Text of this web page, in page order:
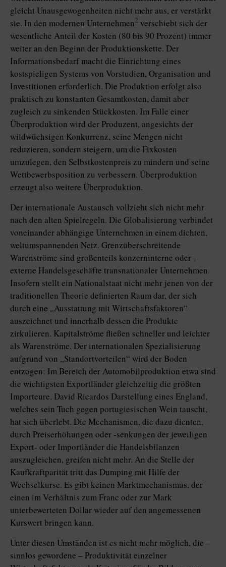
gleicht Unausgewogenheiten nicht mehr aus, er verstärkt
sie. In den modernen Unternehmen2 verschiebt sich der
wesentliche Anteil der Kosten (80 bis 90 Prozent) immer
weiter an den Beginn der Produktionskette. Der
Informationsbedarf macht die Einrichtung eines
kostspieligen Systems von Vorstudien, Organisation und
Investitionen erforderlich. Die Produktion erfolgt also
praktisch zu konstanten Gesamtkosten, damit aber
zugleich zu sinkenden Stückkosten. Im Falle einer
Überproduktion wird der Produzent, angesichts der
wildwüchsigen Konkurrenz, seine Mengen nicht
reduzieren, sondern steigern, um die Fixkosten
umzulegen, den Selbstkostenpreis zu mindern und seine
Wettbewerbsposition zu verbessern. Überproduktion
erzeugt also weitere Überproduktion.
Der internationale Austausch vollzieht sich nicht mehr
nach den alten Spielregeln. Die Globalisierung verbindet
voneinander abhängige Unternehmen in einem dichten,
weltumspannenden Netz. Grenzüberschreitende
Warenströme sind großenteils konzerninterne oder -
externe Handelsgeschäfte transnationaler Unternehmen.
Insofern stellt ein Nationalstaat nicht mehr jenen von der
traditionellen Theorie definierten Raum dar, der sich
durch eine „Ausstattung mit Wirtschaftsfaktoren“
auszeichnet und innerhalb dessen die Produkte
zirkulieren. Kapitalströme fließen schneller und leichter
als Warenströme. Der internationalen Spezialisierung
aufgrund von „Standortvorteilen“ wird der Boden
entzogen: Im Bereich der Automobilproduktion etwa sind
die wichtigsten Exportländer gleichzeitig die größten
Importeure. David Ricardos Darstellung eines England,
welches sein Tuch gegen portugiesischen Wein tauscht,
hat sich überlebt. Die Mechanismen, die dazu dienten,
durch Preiserhöhungen oder -senkungen der jeweiligen
Export- oder Importländer die Handelsbilanzen
auszugleichen, greifen nicht mehr. An die Stelle der
Kaufkraftparität tritt das Dumping mit Hilfe der
Wechselkurse. Es gibt keinen Marktmechanismus, der
einen im Verhältnis zum Franc oder zur Mark
unterbewerteten Dollar wieder auf den angemessenen
Kurswert bringen kann.
Unter diesen Umständen ist es nicht mehr möglich, die –
sinnlos gewordene – Produktivität einzelner